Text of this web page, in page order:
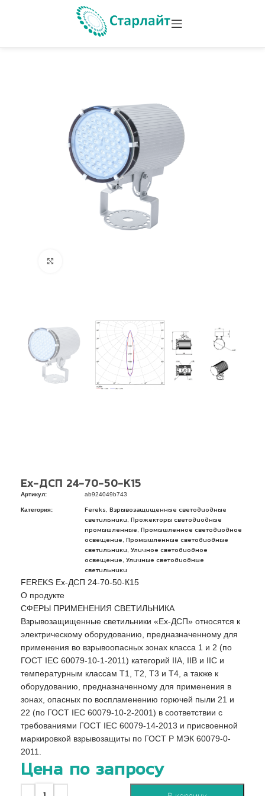
Ex-ДСП 24-70-50-К15
Артикул: ab924049b743
Категория: Fereks
Взрывозащищенные светодиодные
светильники
Прожекторы светодиодные
промышленные
Промышленное светодиодное
освещение
Промышленные светодиодные
светильники
Уличное светодиодное
освещение
Уличные светодиодные
светильники
FEREKS Ex-ДСП 24-70-50-К15
О продукте
СФЕРЫ ПРИМЕНЕНИЯ СВЕТИЛЬНИКА
Взрывозащищенные светильники «Ex-ДСП» относятся к
электрическому оборудованию, предназначенному для
применения во взрывоопасных зонах класса 1 и 2 (по
ГОСТ IEC 60079-10-1-2011) категорий IIA, IIB и IIC и
температурным классам Т1, Т2, Т3 и Т4, а также к
оборудованию, предназначенному для применения в
зонах, опасных по воспламенению горючей пыли 21 и
22 (по ГОСТ IEC 60079-10-2-2001) в соответствии с
требованиями ГОСТ IEC 60079-14-2013 и присвоенной
маркировкой взрывозащиты по ГОСТ Р МЭК 60079-0-
2011.
Цена по запросу